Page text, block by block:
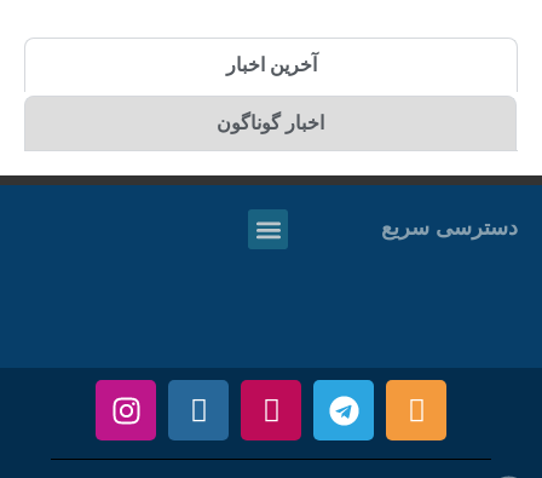
آخرین اخبار
اخبار گوناگون
دسترسی سریع